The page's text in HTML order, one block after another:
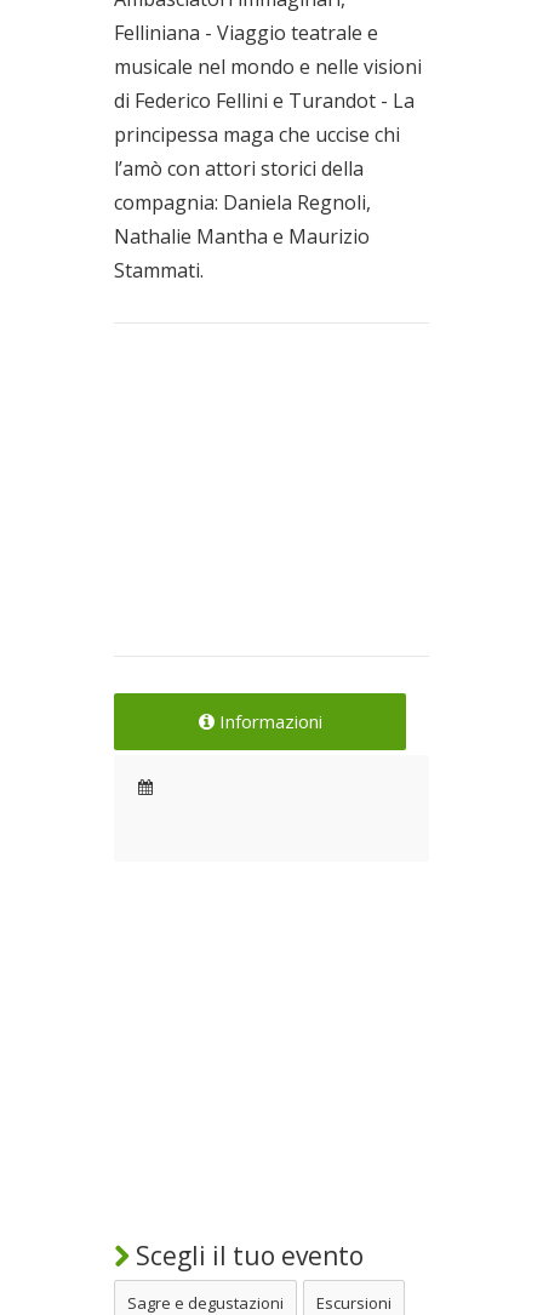
Felliniana - Viaggio teatrale e
musicale nel mondo e nelle visioni
di Federico Fellini e Turandot - La
principessa maga che uccise chi
l’amò con attori storici della
compagnia: Daniela Regnoli,
Nathalie Mantha e Maurizio
Stammati.
Informazioni
Scegli il tuo evento
Sagre e degustazioni Escursioni